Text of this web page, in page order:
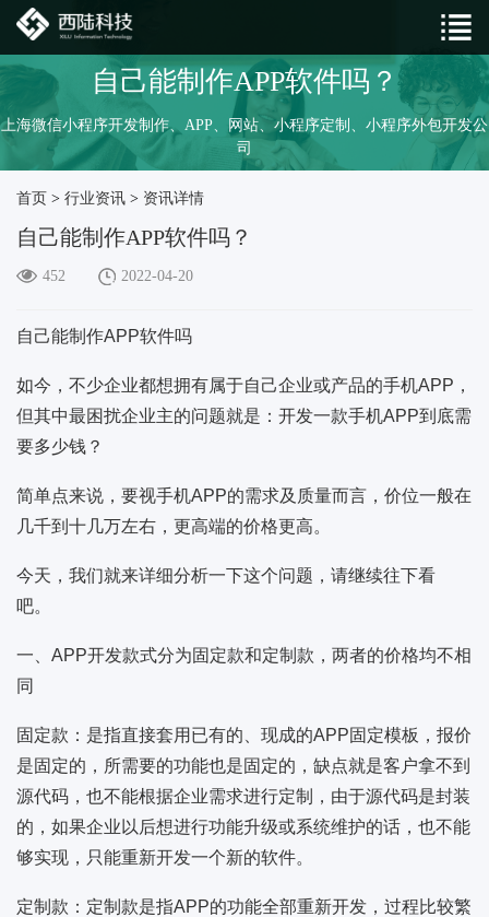
自己能制作APP软件吗？
上海微信小程序开发制作、APP、网站、小程序定制、小程序外包开发公
司
首页 > 行业资讯 > 资讯详情
自己能制作APP软件吗？
452 2022-04-20
自己能制作APP软件吗
如今，不少企业都想拥有属于自己企业或产品的手机APP，
但其中最困扰企业主的问题就是：开发一款手机APP到底需
要多少钱？
简单点来说，要视手机APP的需求及质量而言，价位一般在
几千到十几万左右，更高端的价格更高。
今天，我们就来详细分析一下这个问题，请继续往下看
吧。
一、APP开发款式分为固定款和定制款，两者的价格均不相
同
固定款：是指直接套用已有的、现成的APP固定模板，报价
是固定的，所需要的功能也是固定的，缺点就是客户拿不到
源代码，也不能根据企业需求进行定制，由于源代码是封装
的，如果企业以后想进行功能升级或系统维护的话，也不能
够实现，只能重新开发一个新的软件。
定制款：定制款是指APP的功能全部重新开发，过程比较繁